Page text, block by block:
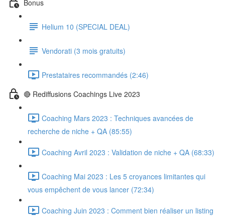
Bonus
Helium 10 (SPECIAL DEAL)
Vendorati (3 mois gratuits)
Prestataires recommandés (2:46)
🔴 Rediffusions Coachings Live 2023
Coaching Mars 2023 : Techniques avancées de
recherche de niche + QA (85:55)
Coaching Avril 2023 : Validation de niche + QA (68:33)
Coaching Mai 2023 : Les 5 croyances limitantes qui
vous empêchent de vous lancer (72:34)
Coaching Juin 2023 : Comment bien réaliser un listing